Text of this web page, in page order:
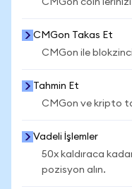
CMGon
CMGon Takas Et
CMGon ile
Tahmin Et
CMGon ve kripto
Vadeli İşlemler
50x kaldıraca
pozisyon alın.